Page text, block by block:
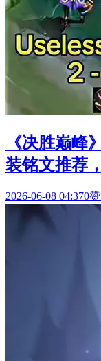
《决胜巅峰
装铭文推荐
2026-06-08 04:370赞